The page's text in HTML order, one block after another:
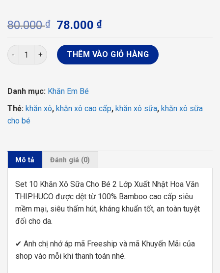
80.000₫
Giá
gốc
là:
80.000 ₫.
78.000₫Giá
hiện
tại
là:
Set 10 Khăn Xô Sữa Cho Bé 2 Lớp Thiện Phú 32x32 Chất Liệu
THÊM VÀO GIỎ HÀNG
Danh mục: Khăn Em Bé
Thẻ: khăn xô, khăn xô cao cấp, khăn xô sữa, khăn xô sữa
cho bé
Mô tả Đánh giá (0)
Set 10 Khăn Xô Sữa Cho Bé 2 Lớp Xuất Nhật Hoa Văn
THIPHUCO được dệt từ 100% Bamboo cao cấp siêu
mềm mại, siêu thấm hút, kháng khuẩn tốt, an toàn tuyệt
đối cho da.
✔ Anh chị nhớ áp mã Freeship và mã Khuyến Mãi của
shop vào mỗi khi thanh toán nhé.